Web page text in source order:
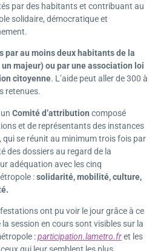
par des habitants et contribuant au
solidaire, démocratique et
parau moins deux habitants de la
un majeur) ou par une association loi
citoyenne. L’aide peut aller de 300 à
retenues.
Comité d’attribution composé
et de représentants des instances
se réunit au minimum trois fois par
des dossiers au regard de la
adéquation avec les cinq
:solidarité, mobilité, culture,
ont pu voir le jour grâce à ce
session en cours sont visibles sur la
:participation.lametro.fret les